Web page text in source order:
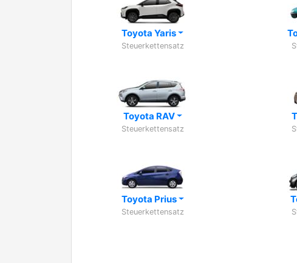
Toyota Yaris
Steuerkettensatz
Toyota RAV
Steuerkettensatz
Toyota Prius
Steuerkettensatz